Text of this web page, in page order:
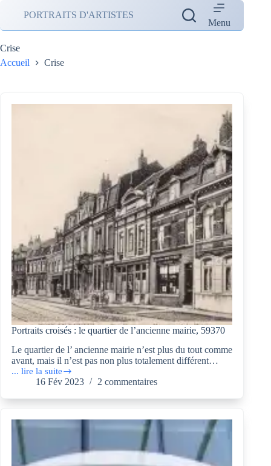
contenu
PORTRAITS D'ARTISTES
Menu
Crise
Accueil
Crise
Portraits croisés : le quartier de l’ancienne mairie, 59370
Le quartier de l’ ancienne mairie n’est plus du tout comme
avant, mais il n’est pas non plus totalement différent…
... lire la suite
Portraits
croisés :
l’ancienne
mairie,
16 Fév 2023 2 commentaires